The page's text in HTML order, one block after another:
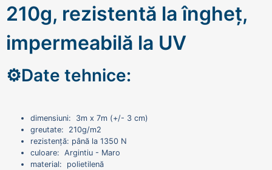
210g, rezistentă la îngheț,
impermeabilă la UV
⚙️Date tehnice:
dimensiuni: 3m x 7m (+/- 3 cm)
greutate: 210g/m2
rezistență: până la 1350 N
culoare: Argintiu - Maro
material: polietilenă